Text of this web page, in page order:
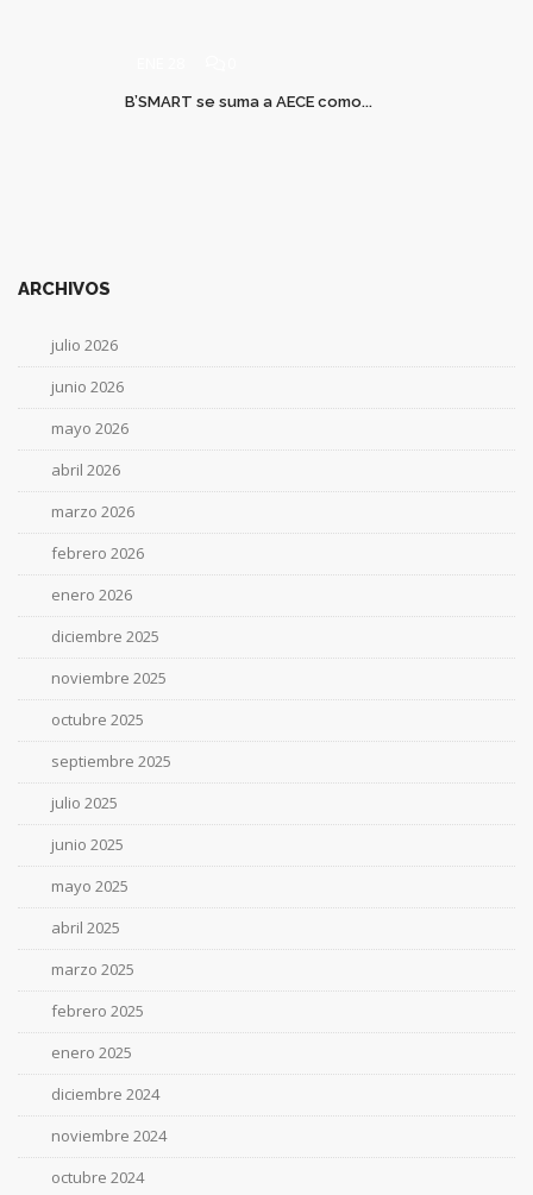
B’SMART se suma a AECE como...
ARCHIVOS
julio 2026
junio 2026
mayo 2026
abril 2026
marzo 2026
febrero 2026
enero 2026
diciembre 2025
noviembre 2025
octubre 2025
septiembre 2025
julio 2025
junio 2025
mayo 2025
abril 2025
marzo 2025
febrero 2025
enero 2025
diciembre 2024
noviembre 2024
octubre 2024